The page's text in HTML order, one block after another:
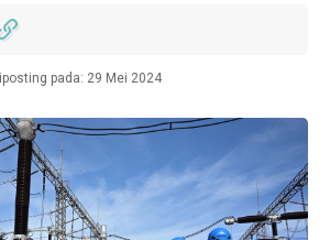
pada: 29 Mei 2024